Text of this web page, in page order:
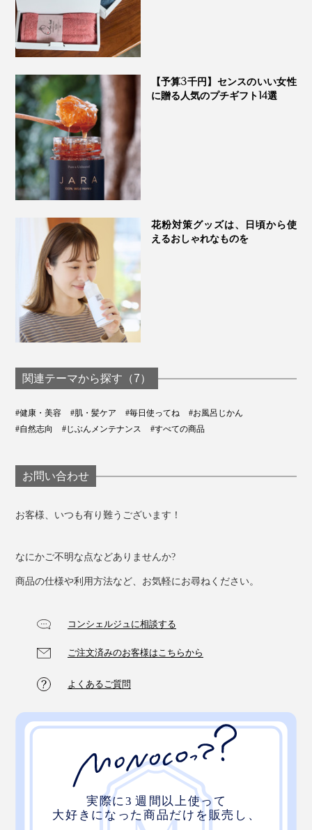
【予算3千円】センスのいい女性
に贈る人気のプチギフト14選
花粉対策グッズは、日頃から使
えるおしゃれなものを
関連テーマから探す（7）
#健康・美容 #肌・髪ケア #毎日使ってね
#お風呂じかん
#自然志向
#じぶんメンテナンス #すべての商品
お問い合わせ
お客様、いつも有り難うございます！
なにかご不明な点などありませんか?
商品の仕様や利用方法など、お気軽にお尋ねください。
コンシェルジュに相談する
ご注文済みのお客様はこちらから
よくあるご質問